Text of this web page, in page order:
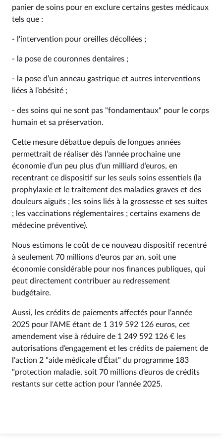
panier de soins pour en exclure certains gestes médicaux
tels que :
- l'intervention pour oreilles décollées ;
- la pose de couronnes dentaires ;
- la pose d’un anneau gastrique et autres interventions
liées à l’obésité ;
- des soins qui ne sont pas "fondamentaux" pour le corps
humain et sa préservation.
Cette mesure débattue depuis de longues années
permettrait de réaliser dès l’année prochaine une
économie d’un peu plus d’un milliard d’euros, en
recentrant ce dispositif sur les seuls soins essentiels (la
prophylaxie et le traitement des maladies graves et des
douleurs aiguës ; les soins liés à la grossesse et ses suites
; les vaccinations réglementaires ; certains examens de
médecine préventive).
Nous estimons le coût de ce nouveau dispositif recentré
à seulement 70 millions d'euros par an, soit une
économie considérable pour nos finances publiques, qui
peut directement contribuer au redressement
budgétaire.
Aussi, les crédits de paiements affectés pour l'année
2025 pour l'AME étant de 1 319 592 126 euros, cet
amendement vise à réduire de 1 249 592 126 € les
autorisations d’engagement et les crédits de paiement de
l'action 2 "aide médicale d'État" du programme 183
"protection maladie, soit 70 millions d’euros de crédits
restants sur cette action pour l’année 2025.